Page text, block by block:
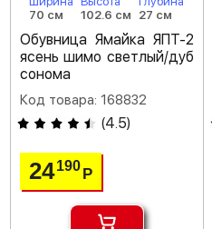
70 см
102.6 см
27 см
Обувница Ямайка ЯПТ-2
ясень шимо светлый/дуб
сонома
Код товара: 168832
(4.5)
24190Р